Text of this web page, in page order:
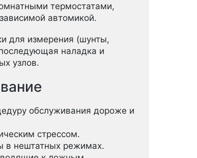
термостатами,
автомикой.
для измерения (шунты,
наладка и
узлов.
обслуживания дороже и
стрессом.
в нештатных режимах.